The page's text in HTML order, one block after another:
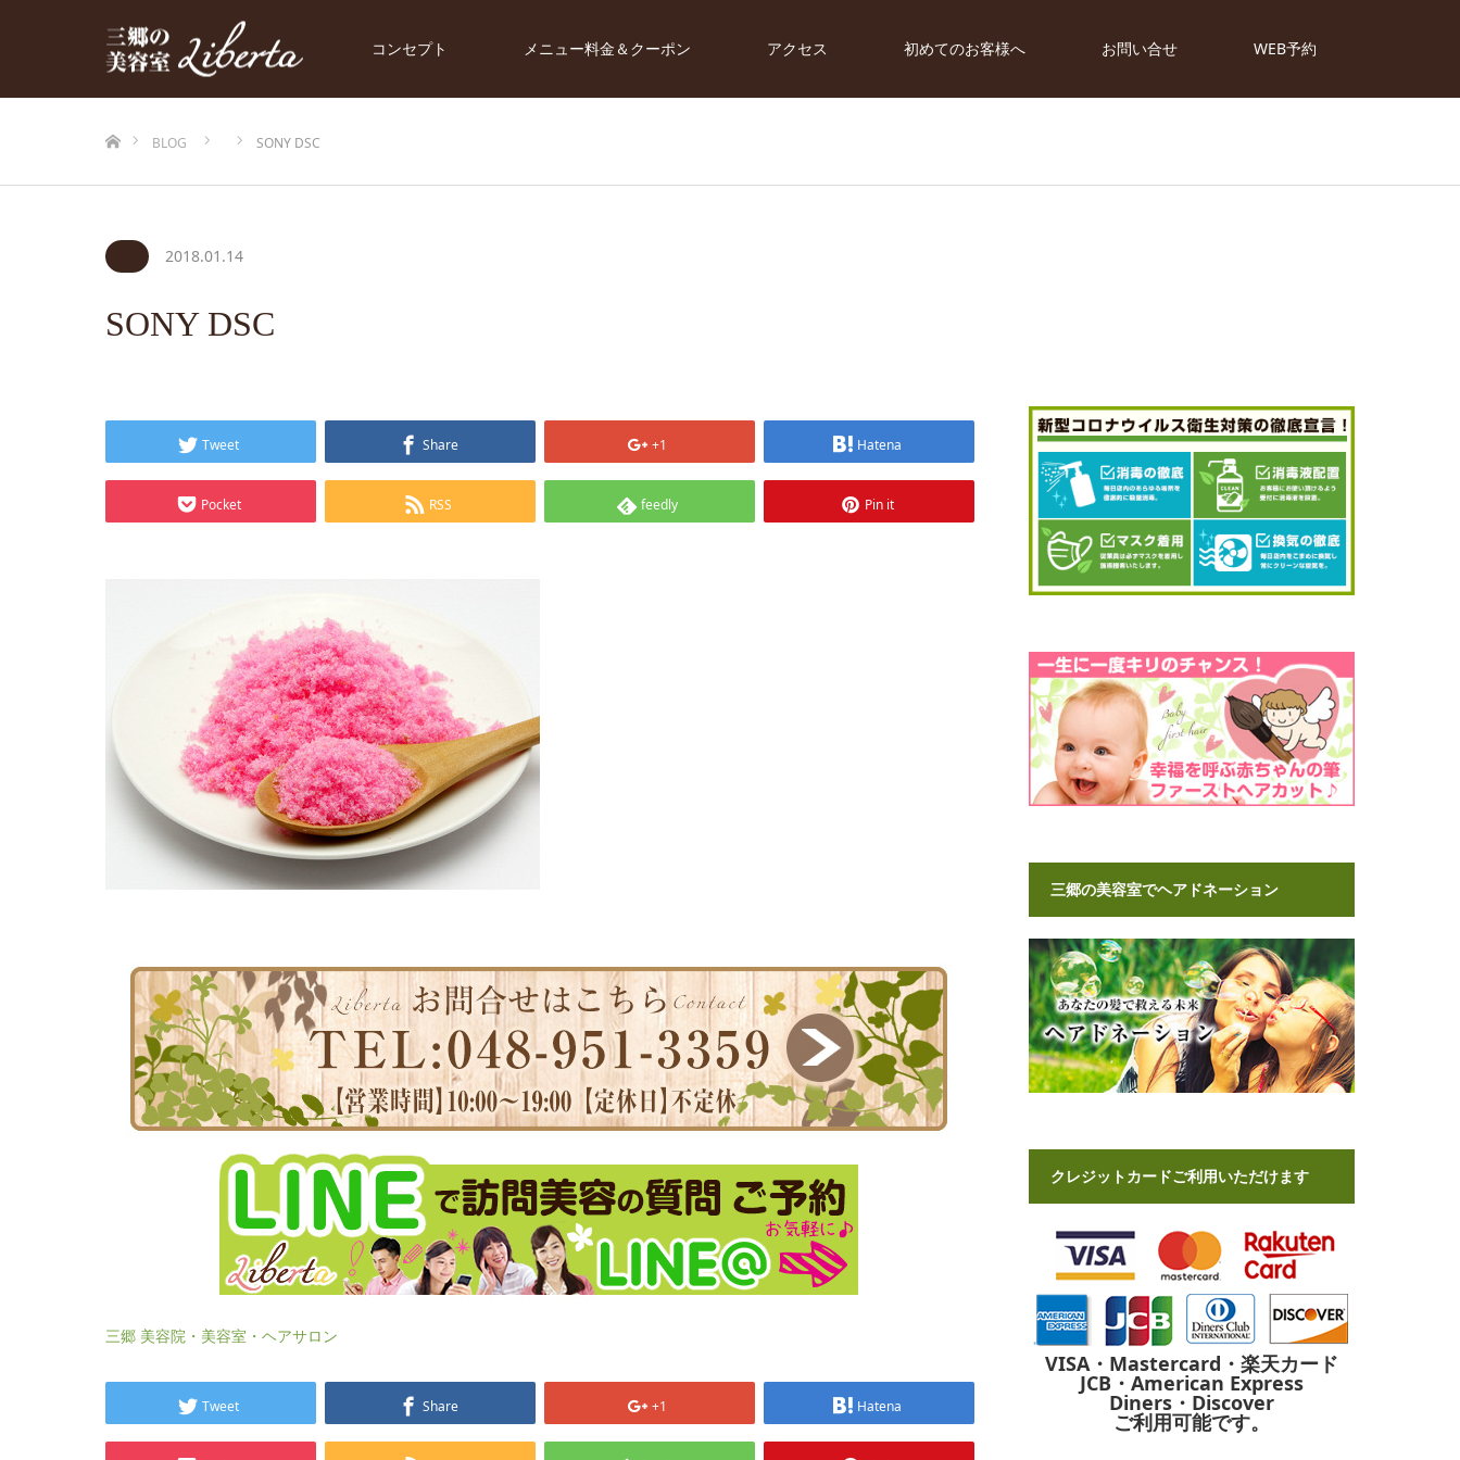
コンセプト メニュー料金＆クーポン アクセス 初めてのお客様へ お問い合せ WEB予約
BLOG
SONY DSC
2018.01.14
SONY DSC
Tweet Share +1 Hatena
Pocket RSS feedly Pin it
三郷 美容院・美容室・ヘアサロン
Tweet Share +1 Hatena
三郷の美容室でヘアドネーション
クレジットカードご利用いただけます
VISA・Mastercard・楽天カード
JCB・American Express
Diners・Discover
ご利用可能です。